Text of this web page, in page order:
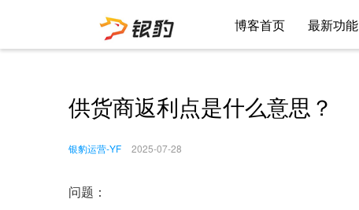
博客首页 最新功能
供货商返利点是什么意思？
银豹运营-YF 2025-07-28
问题：